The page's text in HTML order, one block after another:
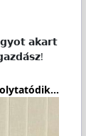
𝗮𝗸𝗮𝗿𝘁